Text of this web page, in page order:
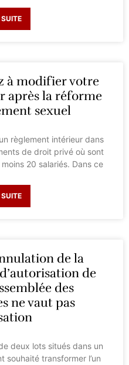
à modifier votre
après la réforme
sexuel
règlement intérieur dans
de droit privé où sont
20 salariés. Dans ce
de la
de
des
ne vaut pas
deux lots situés dans un
souhaité transformer l’un